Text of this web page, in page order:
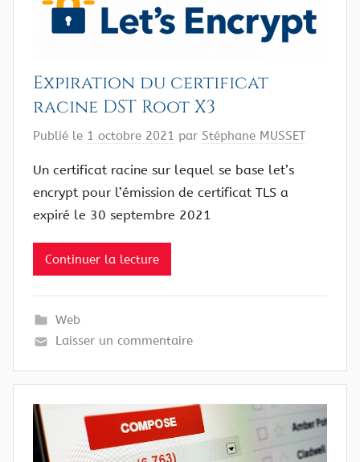
Expiration du certificat
racine DST Root X3
Publié le 1 octobre 2021 par Stéphane MUSSET
Un certificat racine sur lequel se base let’s
encrypt pour l’émission de certificat TLS a
expiré le 30 septembre 2021
Continuer la lecture
Web
Laisser un commentaire